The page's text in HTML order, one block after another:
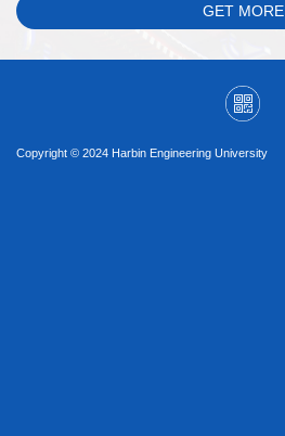
GET MORE
Copyright © 2024 Harbin Engineering University